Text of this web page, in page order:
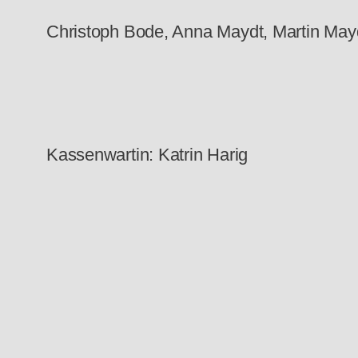
Christoph Bode, Anna Maydt, Martin
Kassenwartin: Katrin Harig